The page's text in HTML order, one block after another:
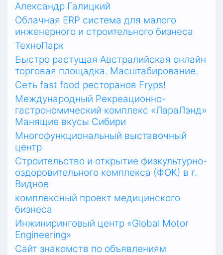
Александр Галицкий
Облачная ERP система для малого
инженерного и строительного бизнеса
ТехноПарк
Быстро растущая Австралийская онлайн
торговая площадка. Масштабирование.
Сеть fast food ресторанов Fryps!
Международный Рекреационно-
гастрономический комплекс «ЛараЛэнд»
Манящие вкусы Сибири
Многофункциональный выставочный
центр
Строительство и открытие физкультурно-
оздоровительного комплекса (ФОК) в г.
Видное
комплексный проект медицинского
бизнеса
Инжиниринговый центр «Global Motor
Engineering»
Сайт знакомств по объявлениям